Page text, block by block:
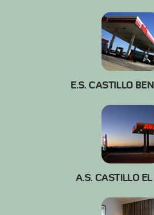
E.S. CASTILLO
A.S. CASTILLO EL